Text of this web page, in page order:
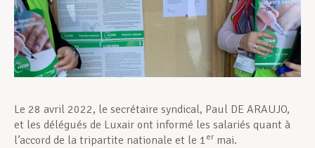
Actualités
Le 28 avril 2022, le secrétaire syndical, Paul DE ARAUJO,
et les délégués de Luxair ont informé les salariés quant à
l’accord de la tripartite nationale et le 1 er mai.